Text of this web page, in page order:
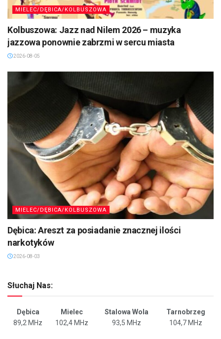
MIELEC/DĘBICA/KOLBUSZOWA
Kolbuszowa: Jazz nad Nilem 2026 – muzyka
jazzowa ponownie zabrzmi w sercu miasta
2026-08-05
MIELEC/DĘBICA/KOLBUSZOWA
Dębica: Areszt za posiadanie znacznej ilości
narkotyków
2026-08-03
Słuchaj Nas:
Dębica Mielec Stalowa Wola
Tarnobrzeg
89,2 MHz
102,4 MHz 93,5 MHz 104,7 MHz